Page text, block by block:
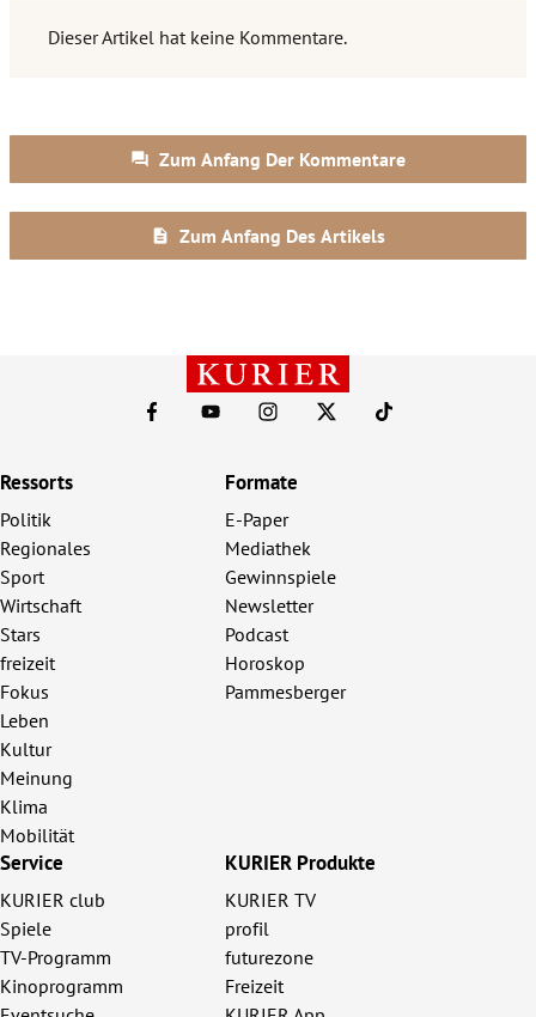
Ressorts
Politik
Regionales
Sport
Wirtschaft
Stars
freizeit
Fokus
Leben
Kultur
Meinung
Klima
Mobilität
Formate
E-Paper
Mediathek
Gewinnspiele
Newsletter
Podcast
Horoskop
Pammesberger
Service
KURIER club
Spiele
TV-Programm
Kinoprogramm
KURIER Produkte
KURIER TV
profil
futurezone
Freizeit